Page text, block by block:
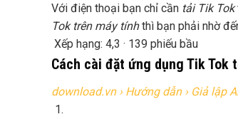
Với điện thoại bạn chỉ cần tải Tik Tok
Tok trên máy tínhthì bạn phải nhờ
Xếp hạng: 4,3 · ‎139 phiếu bầu
Cách cài đặt ứng dụng Tik Tok
download.vn› Hướng dẫn › Giả lập